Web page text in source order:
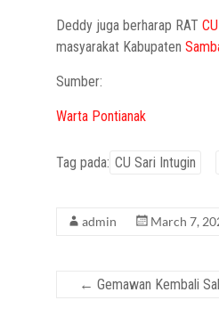
Deddy juga berharap RAT
masyarakat Kabupaten
Sumber:
Warta Pontianak
Tag pada: CU Sari Intugin
admin March 7,
← Gemawan Kembali